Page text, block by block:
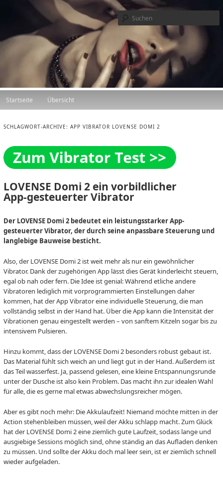
Zum Inhalt wechseln
Zum sekundären Inhalt wechseln
Hauptmenü
Startseite Übersicht
SCHLAGWORT-ARCHIVE:APP VIBRATOR LOVENSE DOMI 2
LOVENSE Domi 2 ein vorbildlicher
App-gesteuerter Vibrator
Der LOVENSE Domi 2 bedeutet ein leistungsstarker App-
gesteuerter Vibrator, der durch seine anpassbare Steuerung und
langlebige Bauweise besticht.
Also, der LOVENSE Domi 2 ist weit mehr als nur ein gewöhnlicher
Vibrator. Dank der zugehörigen App lässt dies Gerät kinderleicht steuern,
egal ob nah oder fern. Die Idee ist genial: Während etliche andere
Vibratoren lediglich mit vorprogrammierten Einstellungen daher
kommen, hat der App Vibrator eine individuelle Steuerung, die man
vollständig selbst in der Hand hat. Über die App kann die Intensität der
Vibrationen genau eingestellt werden – von sanftem Kitzeln sogar bis zu
intensivem Pulsieren.
Hinzu kommt, dass der LOVENSE Domi 2 besonders robust gebaut ist.
Das Material fühlt sich weich an und liegt gut in der Hand. Außerdem ist
das Teil wasserfest. Ja, passend gelesen, eine kleine Entspannungsrunde
unter der Dusche ist also kein Problem. Das macht ihn zur idealen Wahl
für alle, die es gerne mal etwas abwechslungsreicher mögen.
Aber es gibt noch mehr: Die Akkulaufzeit! Niemand möchte mitten in der
Action stehenbleiben müssen, weil der Akku schlapp macht. Zum Glück
hat der LOVENSE Domi 2 eine ziemlich gute Laufzeit, sodass lange und
ausgiebige Sessions möglich sind, ohne ständig an das Aufladen denken
zu müssen. Und sollte der Akku doch mal leer sein, ist er ziemlich schnell
wieder aufgeladen.